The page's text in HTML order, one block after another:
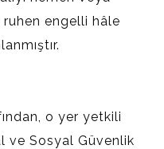
engelli hâle
o yer yetkili
ve Sosyal Güvenlik